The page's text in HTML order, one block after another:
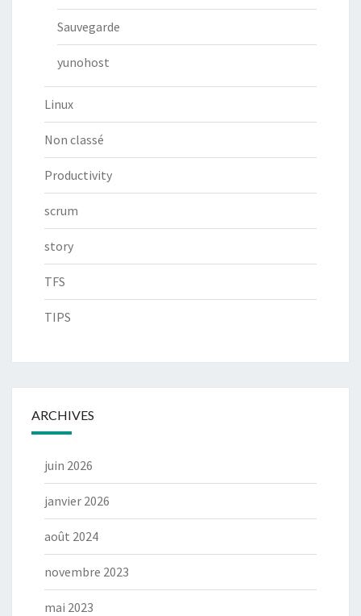
Sauvegarde
yunohost
Linux
Non classé
Productivity
scrum
story
TFS
TIPS
ARCHIVES
juin 2026
janvier 2026
août 2024
novembre 2023
mai 2023